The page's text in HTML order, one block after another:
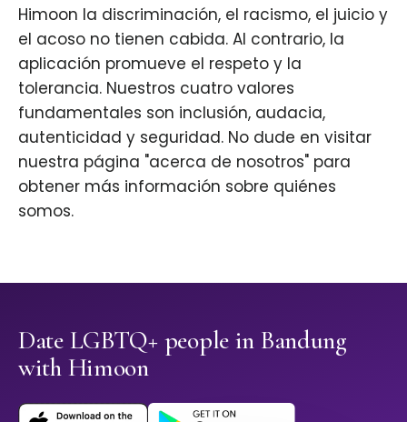
Himoon la discriminación, el racismo, el juicio y
el acoso no tienen cabida. Al contrario, la
aplicación promueve el respeto y la
tolerancia. Nuestros cuatro valores
fundamentales son inclusión, audacia,
autenticidad y seguridad. No dude en visitar
nuestra página "acerca de nosotros" para
obtener más información sobre quiénes
somos.
Date LGBTQ+ people in Bandung
with Himoon